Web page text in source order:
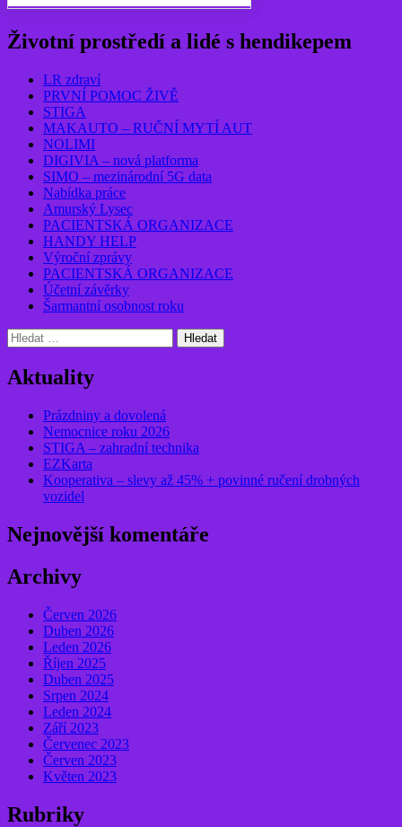
Životní prostředí a lidé s hendikepem
LR zdraví
PRVNÍ POMOC ŽIVĚ
STIGA
MAKAUTO – RUČNÍ MYTÍ AUT
NOLIMI
DIGIVIA – nová platforma
SIMO – mezinárodní 5G data
Nabídka práce
Amurský Lysec
PACIENTSKÁ ORGANIZACE
HANDY HELP
Výroční zprávy
PACIENTSKÁ ORGANIZACE
Účetní závěrky
Šarmantní osobnost roku
Vyhledávání
Aktuality
Prázdniny a dovolená
Nemocnice roku 2026
STIGA – zahradní technika
EZKarta
Kooperativa – slevy až 45% + povinné ručení drobných
vozidel
Nejnovější komentáře
Archivy
Červen 2026
Duben 2026
Leden 2026
Říjen 2025
Duben 2025
Srpen 2024
Leden 2024
Září 2023
Červenec 2023
Červen 2023
Květen 2023
Rubriky